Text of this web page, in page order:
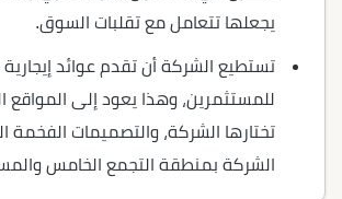
يجعلها تتعامل مع تقلبات السوق.
تستطيع الشركة أن تقدم عوائد
للمستثمرين، وهذا يعود إلى المواقع
تختارها الشركة، والتصميمات الفخمة
الشركة بمنطقة التجمع الخامس